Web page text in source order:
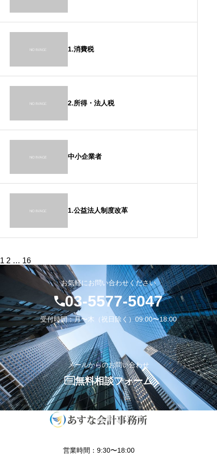
1.消費税
2.所得・法人税
中小企業者
1.公益法人制度改革
投
稿
ジ
送
り
1 2 … 16
お気軽にお問い合わせください
03-5577-5047
受付時間：月〜木（祝日除く）09:00〜18:00
メールからのお問い合わせ
無料相談フォーム
営業時間：9:30〜18:00